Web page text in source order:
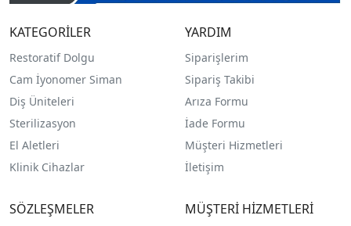
KATEGORİLER
Restoratif Dolgu
Cam İyonomer Siman
Diş Üniteleri
Sterilizasyon
El Aletleri
Klinik Cihazlar
YARDIM
Siparişlerim
Sipariş Takibi
Arıza Formu
İade Formu
Müşteri Hizmetleri
İletişim
SÖZLEŞMELER MÜŞTERİ HİZMETLERİ